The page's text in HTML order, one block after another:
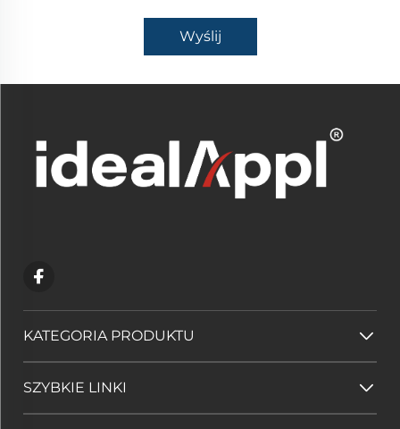
Wyślij
KATEGORIA PRODUKTU
SZYBKIE LINKI